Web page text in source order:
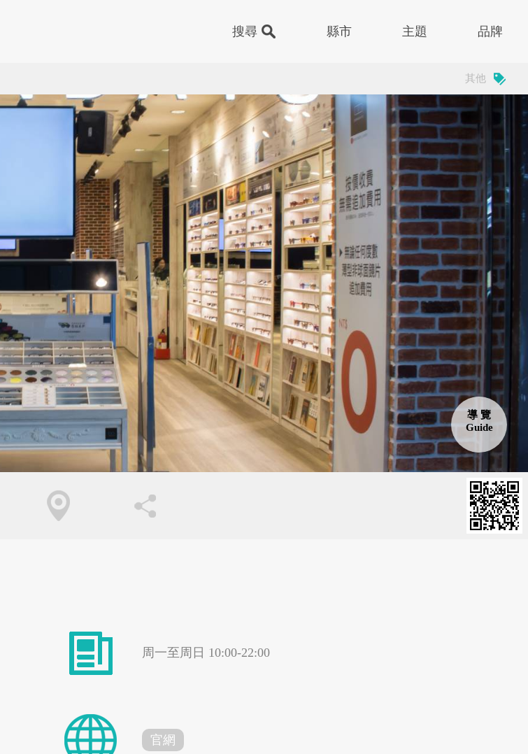
縣市
台中 高雄
屏東
宜蘭
花蓮
台東
澎湖
金門
馬祖
綠島
蘭嶼
主題
館 住宿
碼頭
政府機關
藝文
車站
自然風景
親子
遊樂園
餐廳
老街
特色建築
運動
甜品
下午茶
醫院
醫美/健診
其他
品牌
外貿協會 360環景專
區
運動中心 基隆市中正區
區 桃園市大溪區 彰化縣鹿港鎮 雲林縣古坑鄉
嘉義縣阿里山鄉
其他
導 覽
Guide
周一至周日 10:00-22:00
官網